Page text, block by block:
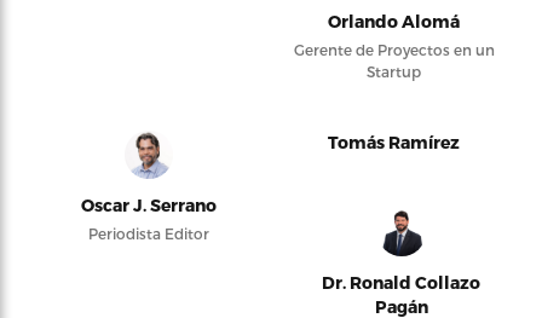
Orlando Alomá
Gerente de Proyectos en un
Startup
Oscar J. Serrano
Periodista Editor
Tomás Ramírez
Dr. Ronald Collazo
Pagán